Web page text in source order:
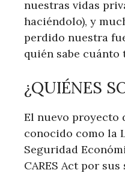
nuestras vidas
haciéndolo), y
perdido nuestra
quién sabe cuánto
¿QUIÉNES
El nuevo proyecto
conocido como la
Seguridad
CARES Act por